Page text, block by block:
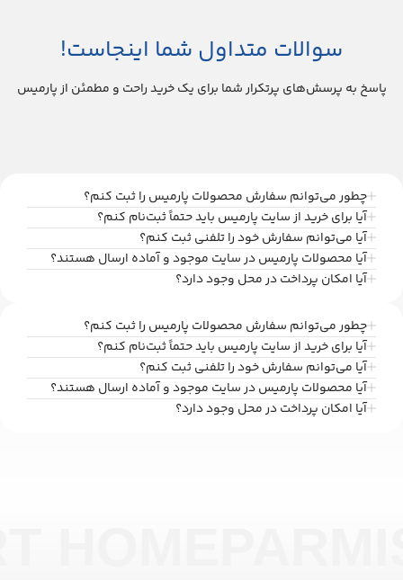
سوالات متداول شما اینجاست!
پاسخ به پرسش‌های پرتکرار شما برای یک خرید راحت و مطمئن از پارمیس
چطور می‌توانم سفارش محصولات پارمیس را ثبت کنم؟
آیا برای خرید از سایت پارمیس باید حتماً ثبت‌نام کنم؟
آیا می‌توانم سفارش خود را تلفنی ثبت کنم؟
آیا محصولات پارمیس در سایت موجود و آماده ارسال هستند؟
آیا امکان پرداخت در محل وجود دارد؟
چطور می‌توانم سفارش محصولات پارمیس را ثبت کنم؟
آیا برای خرید از سایت پارمیس باید حتماً ثبت‌نام کنم؟
آیا می‌توانم سفارش خود را تلفنی ثبت کنم؟
آیا محصولات پارمیس در سایت موجود و آماده ارسال هستند؟
آیا امکان پرداخت در محل وجود دارد؟